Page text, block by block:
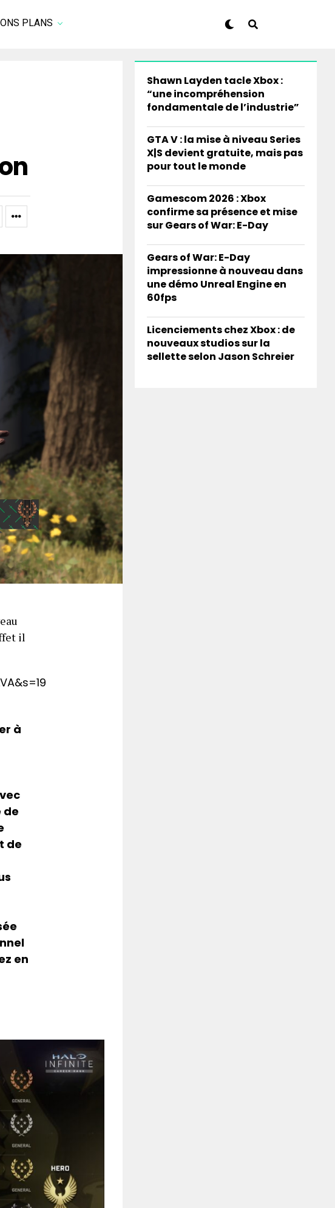
PLANS
il
à
de
de
en
Shawn Layden tacle Xbox :
“une incompréhension
fondamentale de l’industrie”
GTA V : la mise à niveau Series
X|S devient gratuite, mais pas
pour tout le monde
Gamescom 2026 : Xbox
confirme sa présence et mise
sur Gears of War: E-Day
Gears of War: E-Day
impressionne à nouveau dans
une démo Unreal Engine en
60fps
Licenciements chez Xbox : de
nouveaux studios sur la
sellette selon Jason Schreier